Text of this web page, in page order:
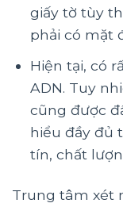
giấy tờ tùy
phải có mặt
Hiện tại, có
ADN. Tuy
cũng được
hiểu đầy đủ
tín, chất
Trung tâm xét